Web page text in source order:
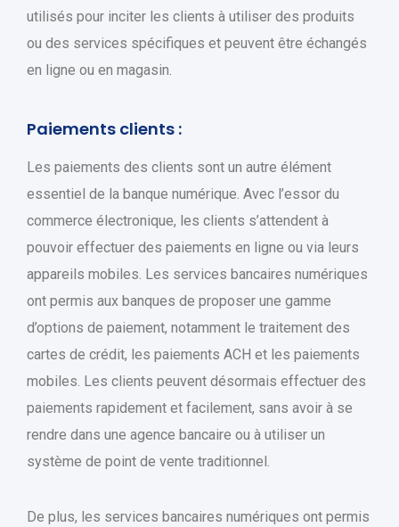
utilisés pour inciter les clients à utiliser des produits
ou des services spécifiques et peuvent être échangés
en ligne ou en magasin.
Paiements clients :
Les paiements des clients sont un autre élément
essentiel de la banque numérique. Avec l’essor du
commerce électronique, les clients s’attendent à
pouvoir effectuer des paiements en ligne ou via leurs
appareils mobiles. Les services bancaires numériques
ont permis aux banques de proposer une gamme
d’options de paiement, notamment le traitement des
cartes de crédit, les paiements ACH et les paiements
mobiles. Les clients peuvent désormais effectuer des
paiements rapidement et facilement, sans avoir à se
rendre dans une agence bancaire ou à utiliser un
système de point de vente traditionnel.
De plus, les services bancaires numériques ont permis